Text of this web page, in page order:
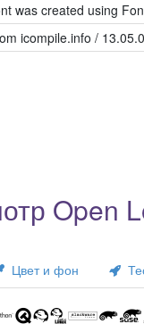
was created using
icompile.info /
Open
Цвет и фон